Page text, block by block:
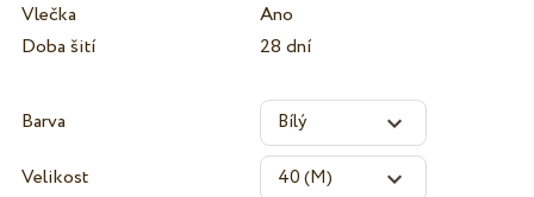
Vlečka
Ano
Doba šití
28 dní
Barva
Velikost